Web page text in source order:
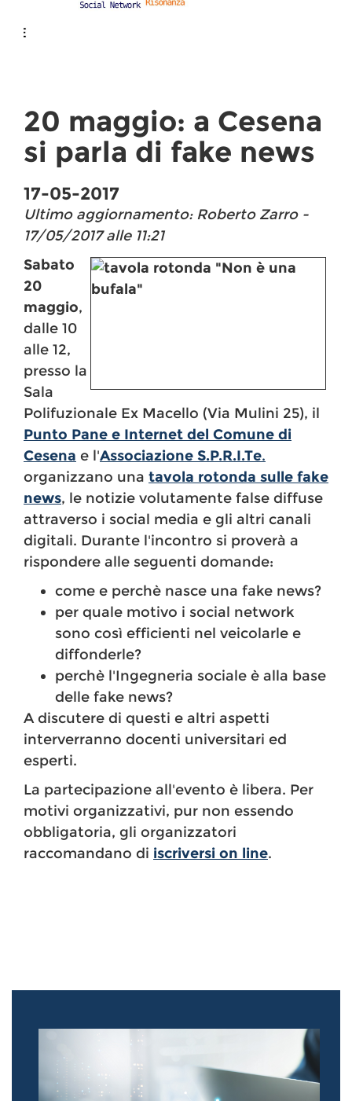
20 maggio: a Cesena
si parla di fake news
17-05-2017
Ultimo aggiornamento: Roberto Zarro -
17/05/2017 alle 11:21
Sabato
20
maggio,
dalle 10
alle 12,
presso la
Sala
Polifuzionale Ex Macello (Via Mulini 25), il
Punto Pane e Internet del Comune di
Cesena e l'Associazione S.P.R.I.Te.
organizzano una tavola rotonda sulle fake
news, le notizie volutamente false diffuse
attraverso i social media e gli altri canali
digitali. Durante l'incontro si proverà a
rispondere alle seguenti domande:
come e perchè nasce una fake news?
per quale motivo i social network
sono così efficienti nel veicolarle e
diffonderle?
perchè l'Ingegneria sociale è alla base
delle fake news?
A discutere di questi e altri aspetti
interverranno docenti universitari ed
esperti.
La partecipazione all'evento è libera. Per
motivi organizzativi, pur non essendo
obbligatoria, gli organizzatori
raccomandano di iscriversi on line.